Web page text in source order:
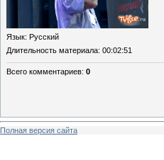
Язык: Русский
Длительность материала: 00:02:51
Всего комментариев: 0
Полная версия сайта